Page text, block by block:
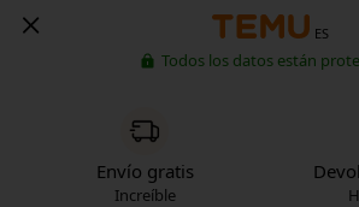
ES
Todos los datos están
Envío gratis
Increíble